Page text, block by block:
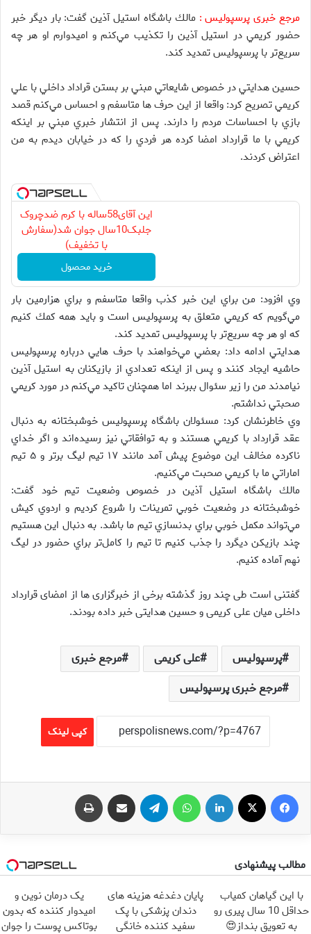
مرجع خبری پرسپولیس :مالك باشگاه استيل آذين گفت: بار ديگر خبر
حضور كريمي در استيل آذين را تكذيب مي‌كنم و اميدوارم او هر چه
سريع‌تر با پرسپوليس تمديد كند.
حسين هدايتي در خصوص شايعاتي مبني بر بستن قراداد داخلي با علي
كريمي تصريح كرد: واقعا از اين حرف ها متاسفم و احساس مي‌كنم قصد
بازي با احساسات مردم را دارند. پس از انتشار خبري مبني بر اينكه
كريمي با ما قرارداد امضا كرده هر فردي را كه در خيابان‌ ديدم به من
اعتراض كردند.
این آقای58ساله با کرم ضدچروک
جلبک10سال جوان شد(سفارش
با تخفیف)
خرید محصول
وي افزود: من براي اين خبر كذب واقعا متاسفم و براي هزارمين بار
مي‌گويم كه كريمي متعلق به پرسپوليس است و بايد همه كمك كنيم
كه او هر چه سريع‌تر با پرسپوليس تمديد كند.
هدايتي ادامه داد: بعضي مي‌خواهند با حرف هايي درباره پرسپوليس
حاشيه‌ ايجاد كنند و پس از اينكه تعدادي از بازيكنان به استيل آذين
نيامدند من را زير سئوال ببرند اما همچنان تاكيد مي‌كنم در مورد كريمي
صحبتي نداشتم.
وي خاطرنشان كرد: مسئولان باشگاه پرسپوليس خوشبختانه به دنبال
عقد قرارداد با كريمي هستند و به توافقاتي نيز رسيده‌اند و اگر خداي
ناكرده مخالف اين موضوع پيش آمد مانند ۱۷ تيم ليگ برتر و ۵ تيم
اماراتي ما با كريمي صحبت مي‌كنيم.
مالك باشگاه استيل آذين در خصوص وضعيت تيم خود گفت:
خوشبختانه در وضعيت خوبي تمرينات را شروع كرديم و اردوي كيش
مي‌تواند مكمل خوبي براي بدنسازي تيم ما باشد. به دنبال اين هستيم
چند بازيكن ديگرد را جذب كنيم تا تيم را كامل‌تر براي حضور در ليگ
نهم آماده كنيم.
گفتنی است طی چند روز گذشته برخی از خبرگزاری ها از امضای قرارداد
داخلی میان علی کریمی و حسین هدایتی خبر داده بودند.
پرسپولیس علی کریمی
مرجع خبری
مرجع خبری پرسپولیس
کپی لینک
فیس بوک لینکدین تلگرام اشتراک گذاری از طریق ایمیل
مطالب پیشنهادی
با این گیاهان کمیاب
حداقل 10 سال پیری رو
به تعویق بنداز😍
پایان دغدغه هزینه های
دندان پزشکی با پک
سفید کننده خانگی
یک درمان نوین و
امیدوار کننده که بدون
بوتاکس پوست را جوان